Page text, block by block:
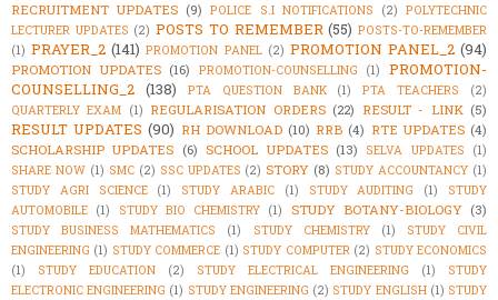
RECRUITMENT UPDATES (9) POLICE S.I NOTIFICATIONS (2) POLYTECHNIC
LECTURER UPDATES (2) POSTS TO REMEMBER (55) POSTS-TO-REMEMBER
(1) PRAYER_2 (141) PROMOTION PANEL (2) PROMOTION PANEL_2 (94)
PROMOTION UPDATES (16) PROMOTION-COUNSELLING (1)
PROMOTION-
COUNSELLING_2 (138) PTA QUESTION BANK (1) PTA TEACHERS
(2)
QUARTERLY EXAM (1) REGULARISATION ORDERS (22) RESULT - LINK (5)
RESULT UPDATES (90) RH DOWNLOAD (10) RRB (4) RTE UPDATES (4)
SCHOLARSHIP UPDATES (6) SCHOOL UPDATES (13) SELVA UPDATES
(1)
SHARE NOW (1) SMC (2) SSC UPDATES (2) STORY (8) STUDY ACCOUNTANCY (1)
STUDY AGRI SCIENCE
(1) STUDY ARABIC (1) STUDY AUDITING (1)
STUDY
AUTOMOBILE (1) STUDY BIO CHEMISTRY (1) STUDY BOTANY-BIOLOGY (3)
STUDY BUSINESS MATHEMATICS (1) STUDY CHEMISTRY (1)
STUDY CIVIL
ENGINEERING (1) STUDY COMMERCE (1) STUDY COMPUTER (2) STUDY ECONOMICS
(1)
STUDY EDUCATION (2) STUDY ELECTRICAL ENGINEERING (1)
STUDY
ELECTRONIC ENGINEERING (1) STUDY ENGINEERING (2) STUDY ENGLISH (1) STUDY